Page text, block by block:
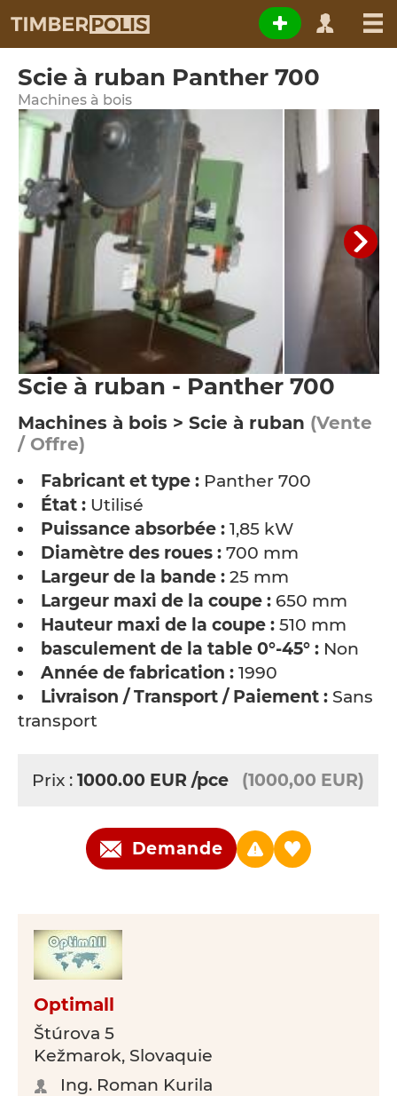
Scie à ruban Panther 700
Machines à bois
Scie à ruban - Panther 700
Machines à bois > Scie à ruban (Vente
/ Offre)
Fabricant et type : Panther 700
État : Utilisé
Puissance absorbée : 1,85 kW
Diamètre des roues : 700 mm
Largeur de la bande : 25 mm
Largeur maxi de la coupe : 650 mm
Hauteur maxi de la coupe : 510 mm
basculement de la table 0°-45° : Non
Année de fabrication : 1990
Livraison / Transport / Paiement : Sans
transport
Prix : 1000.00 EUR /pce (1000,00 EUR)
Demande
Optimall
Štúrova 5
Kežmarok, Slovaquie
Ing. Roman Kurila